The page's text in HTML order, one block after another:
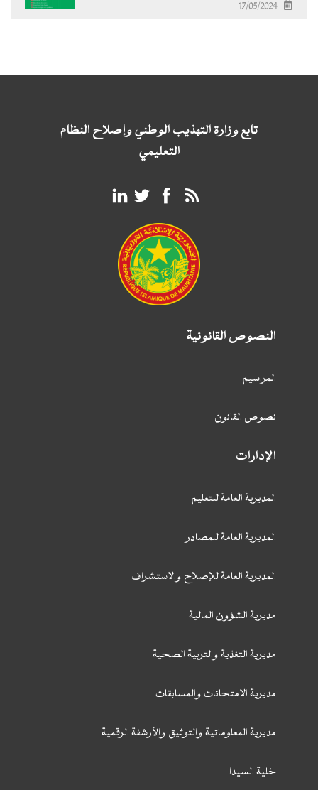
17/05/2024
تابع وزارة التهذيب الوطني وإصلاح النظام
التعليمي
النصوص القانونية
المراسيم
نصوص القانون
الإدارات
المديرية العامة للتعليم
المديرية العامة للمصادر
المديرية العامة للإصلاح والاستشراف
مديرية الشؤون المالية
مديرية التغذية والتربية الصحية
مديرية الامتحانات والمسابقات
مديرية المعلوماتية والتوثيق والأرشفة الرقمية
خلية السيدا